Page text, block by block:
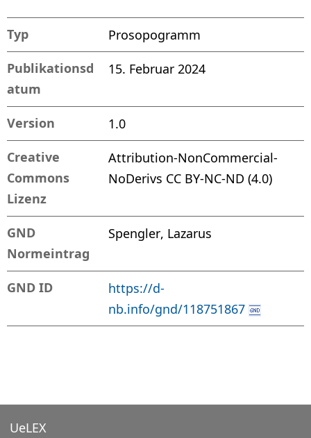
Typ Prosopogramm
Publikationsd
atum
15. Februar 2024
Version 1.0
Creative
Commons
Lizenz
Attribution-NonCommercial-
NoDerivs CC BY-NC-ND (4.0)
GND
Normeintrag
Spengler, Lazarus
GND ID
https://d-
nb.info/gnd/118751867
UeLEX